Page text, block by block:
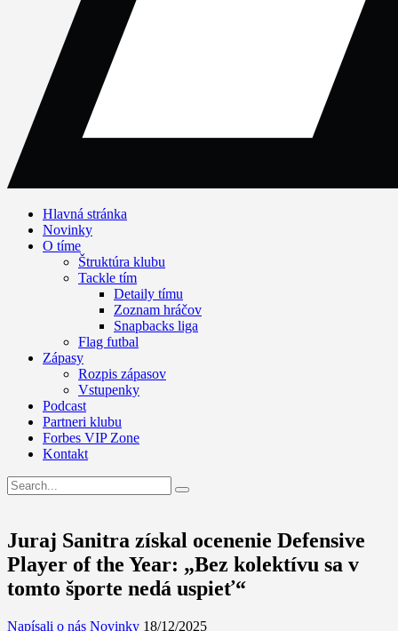
Hlavná stránka
Novinky
O tíme
Štruktúra klubu
Tackle tím
Detaily tímu
Zoznam hráčov
Snapbacks liga
Flag futbal
Zápasy
Rozpis zápasov
Vstupenky
Podcast
Partneri klubu
Forbes VIP Zone
Kontakt
Juraj Sanitra získal ocenenie Defensive
Player of the Year: „Bez kolektívu sa v
tomto športe nedá uspieť“
Napísali o nás Novinky 18/12/2025